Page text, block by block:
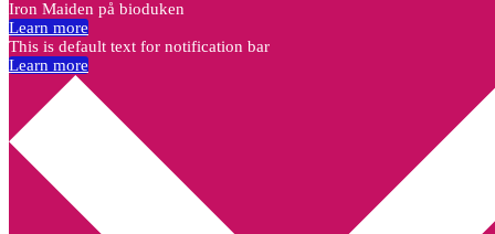
Iron Maiden på bioduken
Learn more
This is default text for notification bar
Learn more